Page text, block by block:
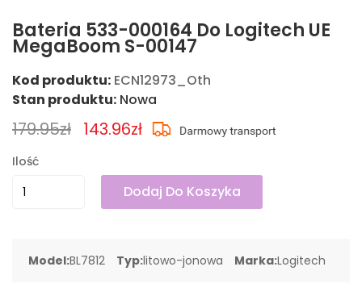
Bateria 533-000164 Do Logitech UE
MegaBoom S-00147
Kod produktu: ECN12973_Oth
Stan produktu: Nowa
179.95zł 143.96zł
Ilość
Dodaj Do Koszyka
Model:BL7812 Typ:litowo-jonowa Marka:Logitech